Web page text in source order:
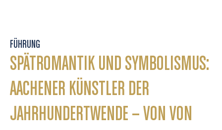
FÜHRUNG
SPÄTROMANTIK UND SYMBOLISMUS:
AACHENER KÜNSTLER DER
JAHRHUNDERTWENDE – VON VON